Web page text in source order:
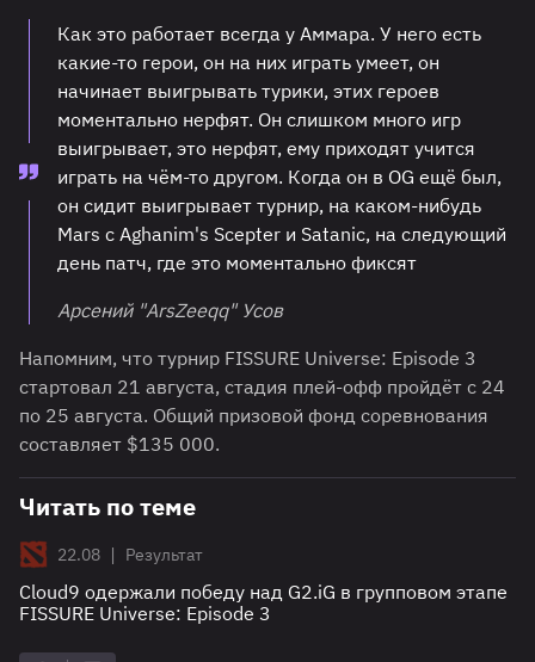
Как это работает всегда у Аммара. У него есть
какие-то герои, он на них играть умеет, он
начинает выигрывать турики, этих героев
моментально нерфят. Он слишком много игр
выигрывает, это нерфят, ему приходят учится
играть на чём-то другом. Когда он в OG ещё был,
он сидит выигрывает турнир, на каком-нибудь
Mars с Aghanim's Scepter и Satanic, на следующий
день патч, где это моментально фиксят
Арсений "ArsZeeqq" Усов
Напомним, что турнир FISSURE Universe: Episode 3
стартовал 21 августа, стадия плей-офф пройдёт с 24
по 25 августа. Общий призовой фонд соревнования
составляет $135 000.
Читать по теме
22.08 | Результат
Cloud9 одержали победу над G2.iG в групповом этапе
FISSURE Universe: Episode 3